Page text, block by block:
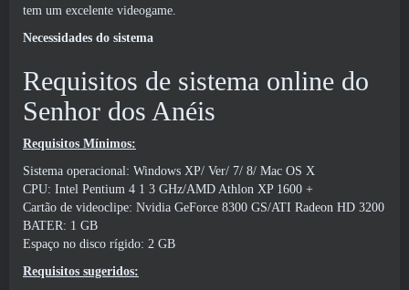
tem um excelente videogame.
Necessidades do sistema
Requisitos de sistema online do
Senhor dos Anéis
Requisitos Mínimos:
Sistema operacional: Windows XP/ Ver/ 7/ 8/ Mac OS X
CPU: Intel Pentium 4 1 3 GHz/AMD Athlon XP 1600 +
Cartão de videoclipe: Nvidia GeForce 8300 GS/ATI Radeon HD 3200
BATER: 1 GB
Espaço no disco rígido: 2 GB
Requisitos sugeridos: